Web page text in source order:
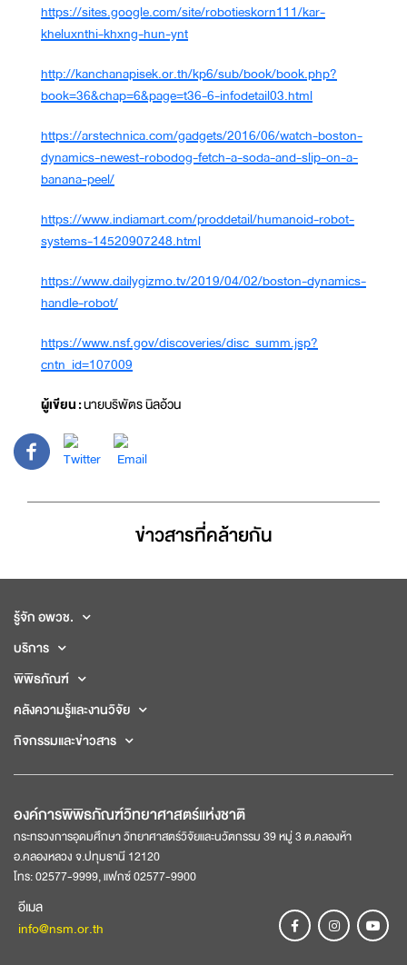
https://sites.google.com/site/robotieskorn111/kar-
kheluxnthi-khxng-hun-ynt
http://kanchanapisek.or.th/kp6/sub/book/book.php?
book=36&chap=6&page=t36-6-infodetail03.html
https://arstechnica.com/gadgets/2016/06/watch-boston-
dynamics-newest-robodog-fetch-a-soda-and-slip-on-a-
banana-peel/
https://www.indiamart.com/proddetail/humanoid-robot-
systems-14520907248.html
https://www.dailygizmo.tv/2019/04/02/boston-dynamics-
handle-robot/
https://www.nsf.gov/discoveries/disc_summ.jsp?
cntn_id=107009
ผู้เขียน :นายบริพัตร นิลอ้วน
ข่าวสารที่่คล้ายกัน
รู้จัก อพวช.
บริการ
พิพิธภัณฑ์
คลังความรู้และงานวิจัย
กิจกรรมและข่าวสาร
องค์การพิพิธภัณฑ์วิทยาศาสตร์แห่งชาติ
กระทรวงการอุดมศึกษา วิทยาศาสตร์วิจัยและนวัตกรรม 39 หมู่ 3 ต.คลองห้า
อ.คลองหลวง จ.ปทุมธานี 12120
โทร: 02577-9999, แฟกซ์ 02577-9900
อีเมล
info@nsm.or.th